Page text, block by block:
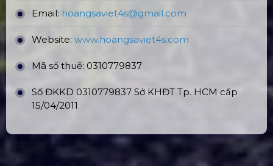
Email: hoangsaviet4s@gmail.com
Website: www.hoangsaviet4s.com
Mã số thuế: 0310779837
Số ĐKKD 0310779837 Sở KHĐT Tp. HCM cấp
15/04/2011